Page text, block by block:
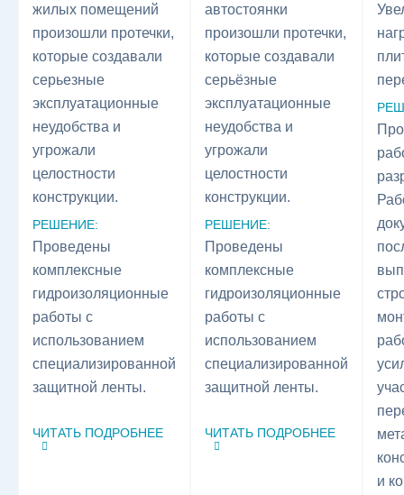
жилых помещений
произошли протечки,
которые создавали
серьезные
эксплуатационные
неудобства и
угрожали
целостности
конструкции.
РЕШЕНИЕ:
Проведены
комплексные
гидроизоляционные
работы с
использованием
специализированной
защитной ленты.
ЧИТАТЬ ПОДРОБНЕЕ
автостоянки
произошли протечки,
которые создавали
серьёзные
эксплуатационные
неудобства и
угрожали
целостности
конструкции.
РЕШЕНИЕ:
Проведены
комплексные
гидроизоляционные
работы с
использованием
специализированной
защитной ленты.
ЧИТАТЬ ПОДРОБНЕЕ
и